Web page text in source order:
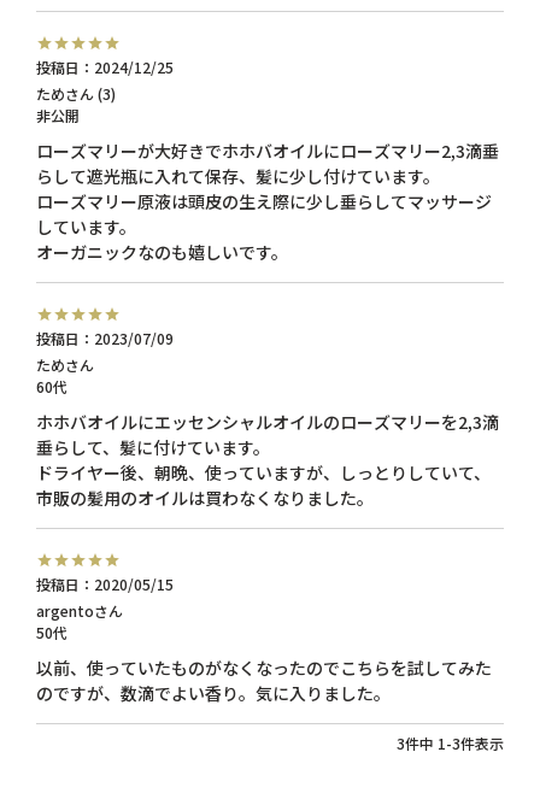
ため
3
非公開
投稿日 2024/12/25
ローズマリーが大好きでホホバオイルにローズマリー2,3滴垂
らして遮光瓶に入れて保存、髪に少し付けています。
ローズマリー原液は頭皮の生え際に少し垂らしてマッサージ
しています。
ため
60代
投稿日 2023/07/09
ホホバオイルにエッセンシャルオイルのローズマリーを2,3滴
垂らして、髪に付けています。
ドライヤー後、朝晩、使っていますが、しっとりしていて、
市販の髪用のオイルは買わなくなりました。
argento
50代
投稿日 2020/05/15
以前、使っていたものがなくなったのでこちらを試してみた
のですが、数滴でよい香り。気に入りました。
3件中 1-3件表示